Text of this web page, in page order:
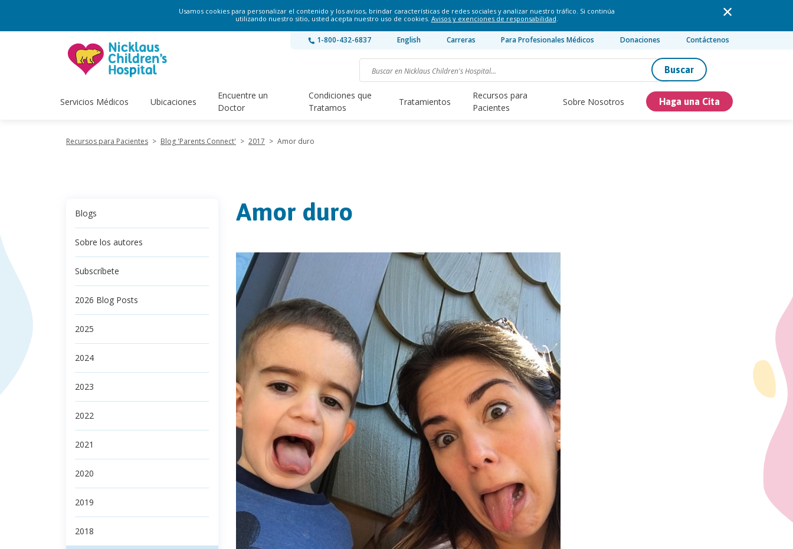
Usamos cookies para personalizar el contenido y los avisos, brindar características de redes sociales y analizar nuestro tráfico. Si continúa
utilizando nuestro sitio, usted acepta nuestro uso de cookies. Avisos y exenciones de responsabilidad.
1-800-432-6837 English Carreras Para Profesionales Médicos Donaciones Contáctenos
Buscar
Servicios Médicos Ubicaciones
Encuentre un
Doctor
Condiciones que
Tratamos
Tratamientos
Recursos para
Pacientes
Sobre Nosotros Haga una Cita
Recursos para Pacientes > Blog 'Parents Connect' > 2017 > Amor duro
Blogs
Sobre los autores
Subscríbete
2026 Blog Posts
2025
2024
2023
2022
2021
2020
2019
2018
Amor duro